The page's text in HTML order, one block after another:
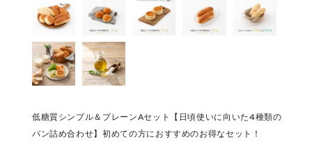
低糖質シンプル＆プレーンAセット【日頃使いに向いた4種類の
パン詰め合わせ】初めての方におすすめのお得なセット！